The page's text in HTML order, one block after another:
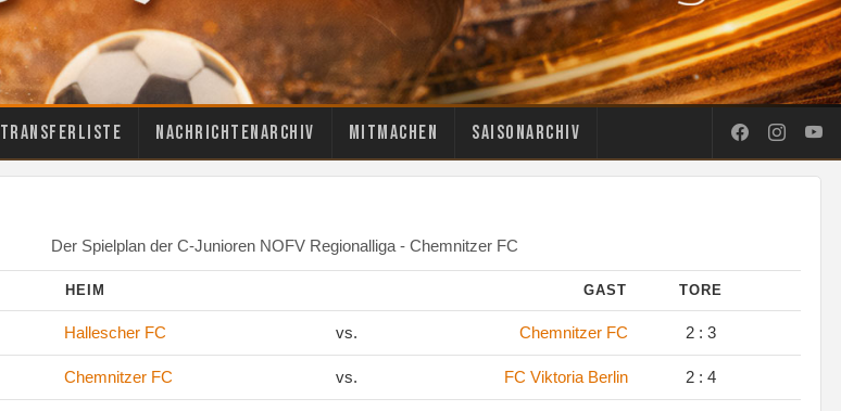
Transferliste Nachrichtenarchiv Mitmachen Saisonarchiv
Der Spielplan der C-Junioren NOFV Regionalliga - Chemnitzer FC
HEIM GAST TORE
Hallescher FC vs. Chemnitzer FC 2 : 3
Chemnitzer FC vs. FC Viktoria Berlin 2 : 4